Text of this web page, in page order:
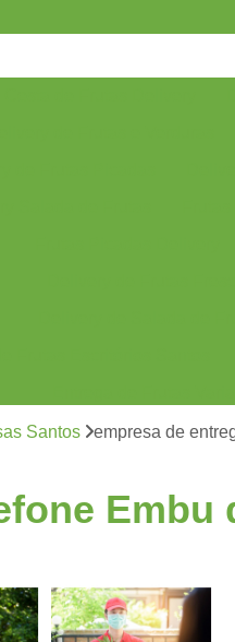
Entrega Semanal de
de Frutas para Escritórios
Frutas Selecionadas
de Delivery de Frutas
Santos empresa de
Embu